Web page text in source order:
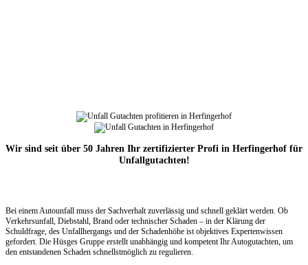
Wir sind seit über 50 Jahren Ihr zertifizierter Profi in Herfingerhof für
Unfallgutachten!
Bei einem Autounfall muss der Sachverhalt zuverlässig und schnell geklärt werden. Ob
Verkehrsunfall, Diebstahl, Brand oder technischer Schaden – in der Klärung der
Schuldfrage, des Unfallhergangs und der Schadenhöhe ist objektives Expertenwissen
gefordert. Die Hüsges Gruppe erstellt unabhängig und kompetent Ihr Autogutachten, um
den entstandenen Schaden schnellstmöglich zu regulieren.